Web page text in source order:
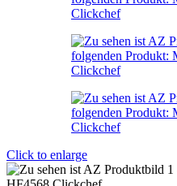
Click to enlarge